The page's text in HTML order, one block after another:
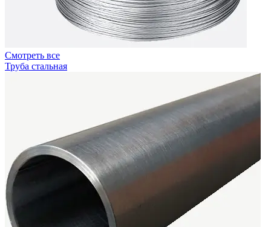
Смотреть все
Труба стальная